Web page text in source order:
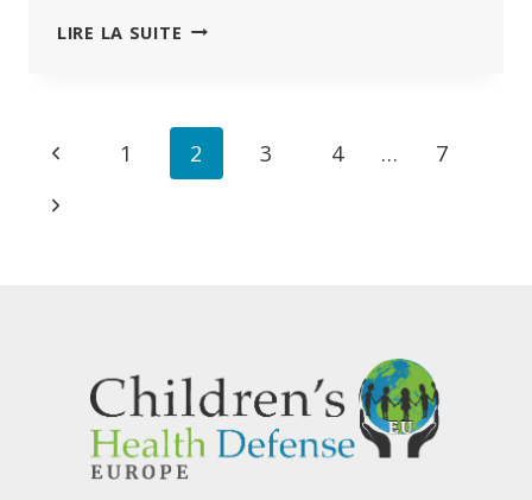
LIRE LA SUITE LA
ÊTRE
« DIX
FOIS
DE
LA
FDA
Navigation
de
Page
précédente
1 2 3 4 …
7
Page